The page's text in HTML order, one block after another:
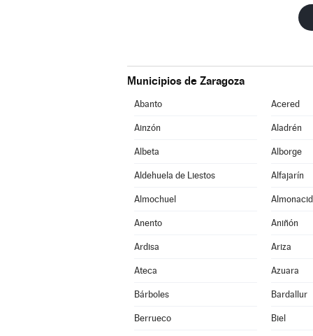
Municipios de Zaragoza
Abanto Acered
Ainzón Aladrén
Albeta Alborge
Aldehuela de Liestos Alfajarín
Almochuel
Anento Aniñón
Ardisa Ariza
Ateca Azuara
Bárboles Bardallur
Berrueco Biel